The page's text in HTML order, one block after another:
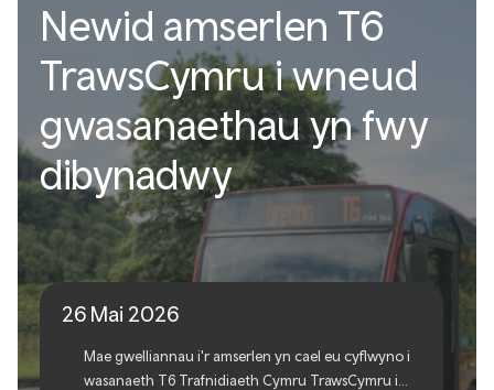
Newid amserlen T6
TrawsCymru i wneud
gwasanaethau yn fwy
dibynadwy
Newid amserlen T6
TrawsCymru i wneud
gwasanaethau yn fwy
dibynadwy
26 Mai 2026
Mae gwelliannau i'r amserlen yn cael eu cyflwyno i
wasanaeth T6 Trafnidiaeth Cymru TrawsCymru i